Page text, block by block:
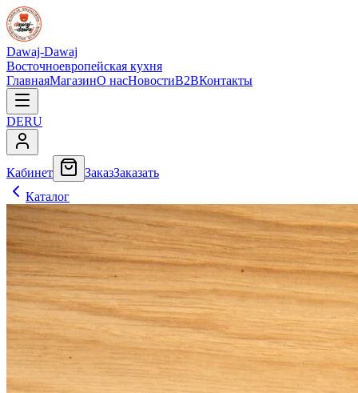
Dawaj-Dawaj
Восточноевропейская кухня
ГлавнаяМагазинО насНовостиB2BКонтакты
DERU
Кабинет ЗаказЗаказать
Каталог